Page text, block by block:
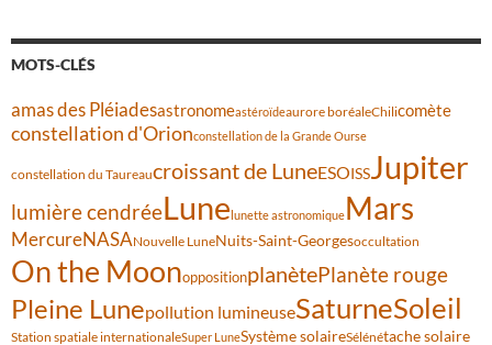
MOTS-CLÉS
amas des Pléiadesastronomeastéroïdeaurore boréaleChilicomète
constellation d'Orionconstellation de la Grande Ourse
constellation du Taureaucroissant de LuneESOISSJupiter
lumière cendréeLunelunette astronomiqueMars
MercureNASANouvelle LuneNuits-Saint-Georgesoccultation
On the MoonoppositionplanètePlanète rouge
Pleine Lunepollution lumineuseSaturneSoleil
Station spatiale internationaleSuper LuneSystème solaireSélénétache solaire